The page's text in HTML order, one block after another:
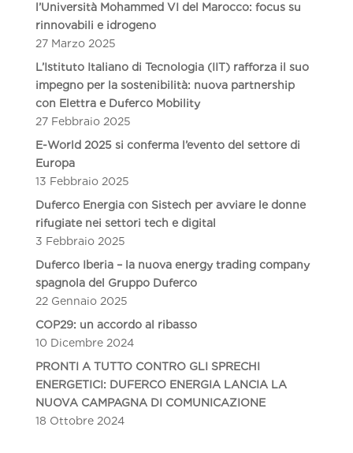
l’Università Mohammed VI del Marocco: focus su
rinnovabili e idrogeno
27 Marzo 2025
L’Istituto Italiano di Tecnologia (IIT) rafforza il suo
impegno per la sostenibilità: nuova partnership
con Elettra e Duferco Mobility
27 Febbraio 2025
E-World 2025 si conferma l’evento del settore di
Europa
13 Febbraio 2025
Duferco Energia con Sistech per avviare le donne
rifugiate nei settori tech e digital
3 Febbraio 2025
Duferco Iberia – la nuova energy trading company
spagnola del Gruppo Duferco
22 Gennaio 2025
COP29: un accordo al ribasso
10 Dicembre 2024
PRONTI A TUTTO CONTRO GLI SPRECHI
ENERGETICI: DUFERCO ENERGIA LANCIA LA
NUOVA CAMPAGNA DI COMUNICAZIONE
18 Ottobre 2024